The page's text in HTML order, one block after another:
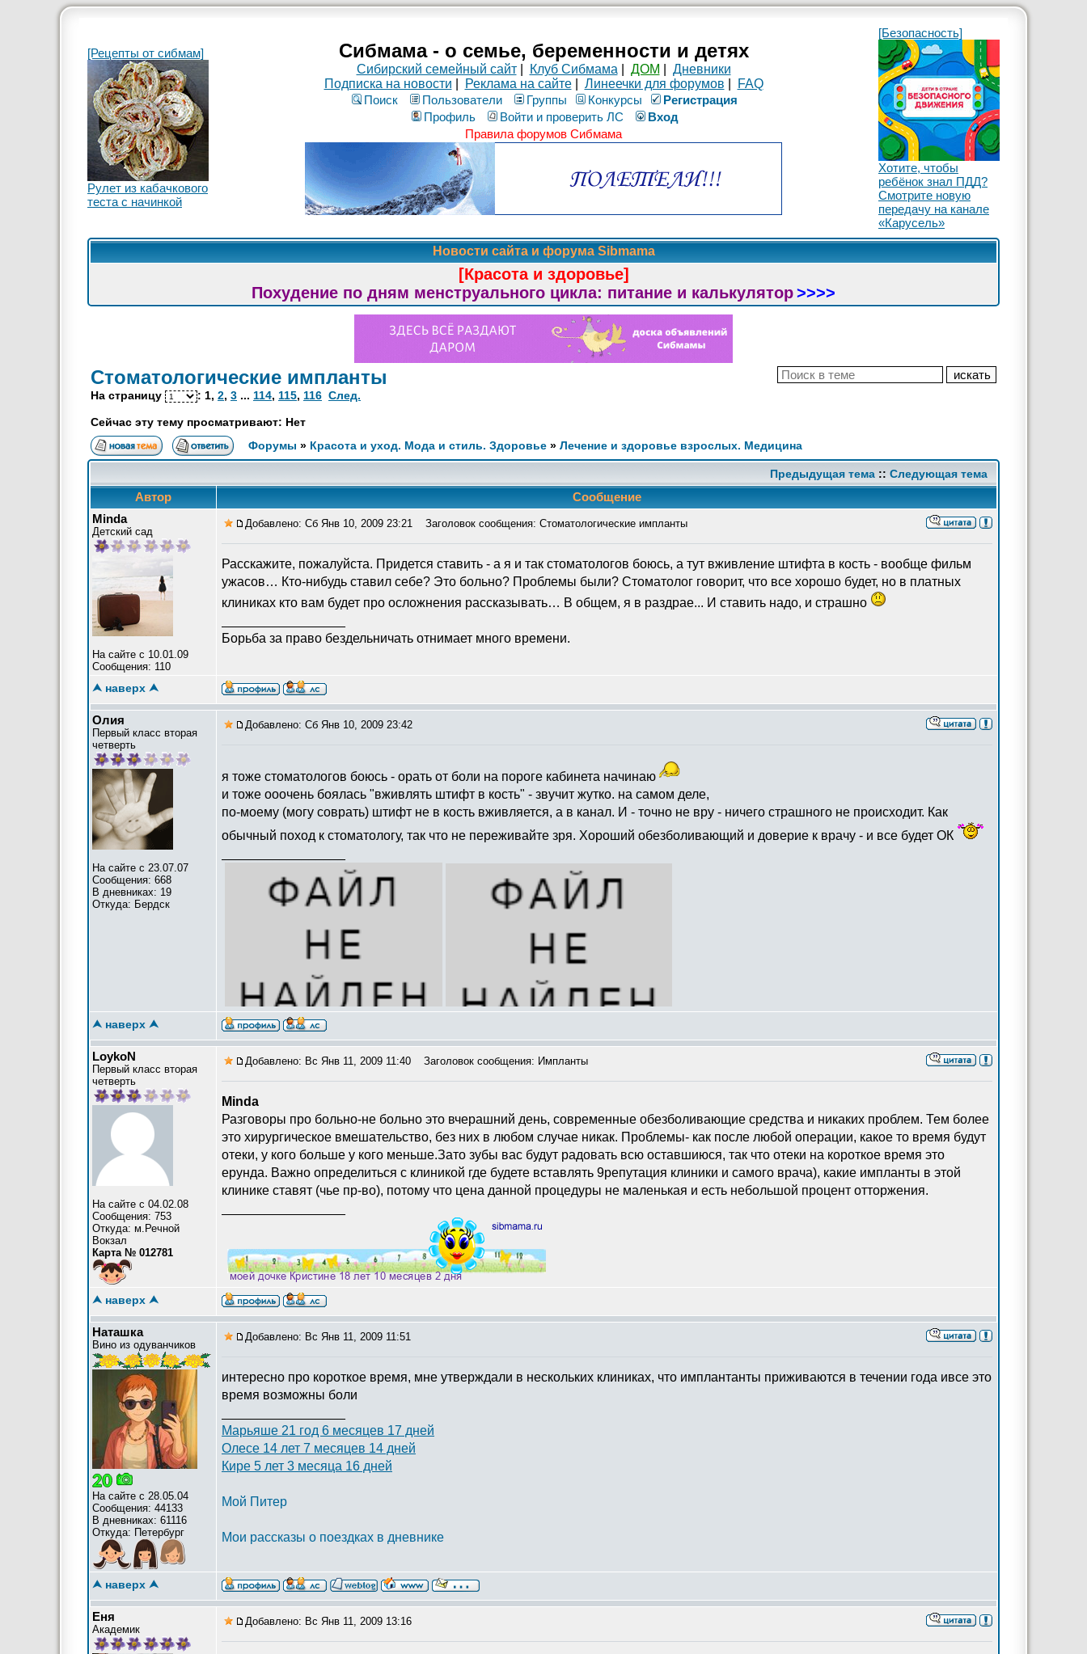
[Рецепты от сибмам]
Рулет из кабачкового
теста с начинкой
Сибмама - о семье, беременности и детях
Сибирский семейный сайт| Клуб Сибмама ДОМ
Дневники
Подписка на новости
Реклама на сайте| Линеечки для форумов
FAQ
Поиск
Пользователи Группы Конкурсы
Рeгиcтpaция
Профиль
Войти и проверить ЛС
Вход
Правила форумов Сибмама
[Безопасность]
Хотите, чтобы
ребёнок знал ПДД?
Смотрите новую
передачу на канале
«Карусель»
Новости сайта и форума Sibmama
[Красота и здоровье]
Похудение по дням менструального цикла: питание и калькулятор>>>>
Стоматологические импланты
На страницу : 1, 2, 3 ... 114, 115, 116 След.
Сейчас эту тему просматривают: Нет
Форумы » Красота и уход. Мода и стиль. Здоровье » Лечение и здоровье взрослых. Медицина
Предыдущая тема :: Следующая тема
Автор
Сообщение
Minda
Детский сад
На сайте с 10.01.09
Сообщения: 110
Добавлено: Сб Янв 10, 2009 23:21 Заголовок сообщения: Стоматологические импланты
Расскажите, пожалуйста. Придется ставить - а я и так стоматологов боюсь, а тут вживление штифта в кость - вообще фильм
ужасов… Кто-нибудь ставил себе? Это больно? Проблемы были? Стоматолог говорит, что все хорошо будет, но в платных
клиниках кто вам будет про осложнения рассказывать… В общем, я в раздрае... И ставить надо, и страшно
Борьба за право бездельничать отнимает много времени.
⮝ наверх ⮝
Олия
Первый класс вторая
четверть
На сайте с 23.07.07
Сообщения: 668
В дневниках: 19
Откуда: Бердск
Добавлено: Сб Янв 10, 2009 23:42
я тоже стоматологов боюсь - орать от боли на пороге кабинета начинаю
и тоже ооочень боялась "вживлять штифт в кость" - звучит жутко. на самом деле,
по-моему (могу соврать) штифт не в кость вживляется, а в канал. И - точно не вру - ничего страшного не происходит. Как
обычный поход к стоматологу, так что не переживайте зря. Хороший обезболивающий и доверие к врачу - и все будет ОК
[
⮝ наверх ⮝
LoykoN
Первый класс вторая
четверть
На сайте с 04.02.08
Сообщения: 753
Откуда: м.Речной
Вокзал
Карта № 012781
Добавлено: Вс Янв 11, 2009 11:40 Заголовок сообщения: Импланты
Minda
Разговоры про больно-не больно это вчерашний день, современные обезболивающие средства и никаких проблем. Тем более
это хирургическое вмешательство, без них в любом случае никак. Проблемы- как после любой операции, какое то время будут
отеки, у кого больше у кого меньше.Зато зубы вас будут радовать всю оставшиюся, так что отеки на короткое время это
ерунда. Важно определиться с клиникой где будете вставлять 9репутация клиники и самого врача), какие импланты в этой
клинике ставят (чье пр-во), потому что цена данной процедуры не маленькая и есть небольшой процент отторжения.
⮝ наверх ⮝
Наташка
Вино из одуванчиков
На сайте с 28.05.04
Сообщения: 44133
В дневниках: 61116
Откуда: Петербург
Добавлено: Вс Янв 11, 2009 11:51
интересно про короткое время, мне утверждали в нескольких клиниках, что имплантанты приживаются в течении года ивсе это
время возможны боли
Марьяше 21 год 6 месяцев 17 дней
Олесе 14 лет 7 месяцев 14 дней
Кире 5 лет 3 месяца 16 дней
Мой Питер
Мои рассказы о поездках в дневнике
Канал с фотографиями в телеге natalia_ocheva
⮝ наверх ⮝
Еня
Академик
Добавлено: Вс Янв 11, 2009 13:16